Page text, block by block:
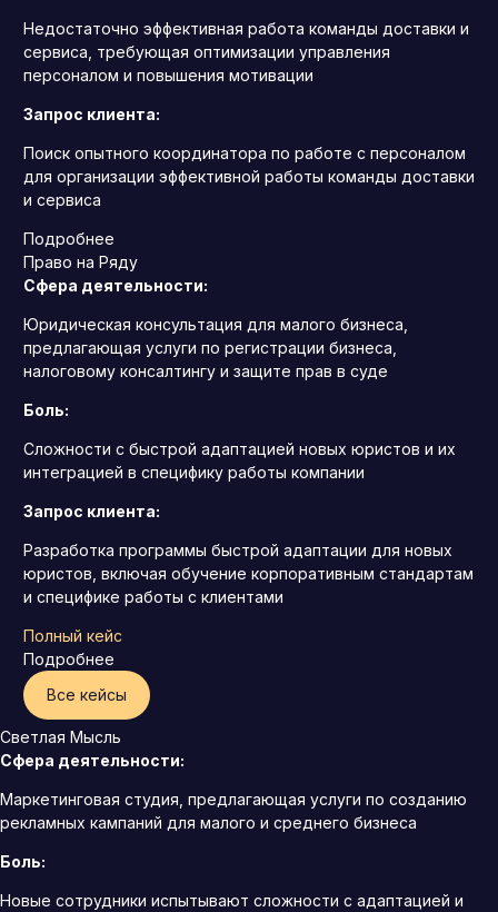
Недостаточно эффективная работа команды доставки и
сервиса, требующая оптимизации управления
персоналом и повышения мотивации
Запрос клиента:
Поиск опытного координатора по работе с персоналом
для организации эффективной работы команды доставки
и сервиса
Подробнее
Право на Ряду
Сфера деятельности:
Юридическая консультация для малого бизнеса,
предлагающая услуги по регистрации бизнеса,
налоговому консалтингу и защите прав в суде
Боль:
Сложности с быстрой адаптацией новых юристов и их
интеграцией в специфику работы компании
Запрос клиента:
Разработка программы быстрой адаптации для новых
юристов, включая обучение корпоративным стандартам
и специфике работы с клиентами
Полный кейс
Подробнее
Все кейсы
Светлая Мысль
Сфера деятельности:
Маркетинговая студия, предлагающая услуги по созданию
рекламных кампаний для малого и среднего бизнеса
Боль:
Новые сотрудники испытывают сложности с адаптацией и